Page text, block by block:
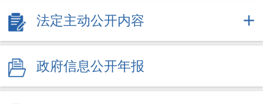
法定主动公开内容
政府信息公开年报